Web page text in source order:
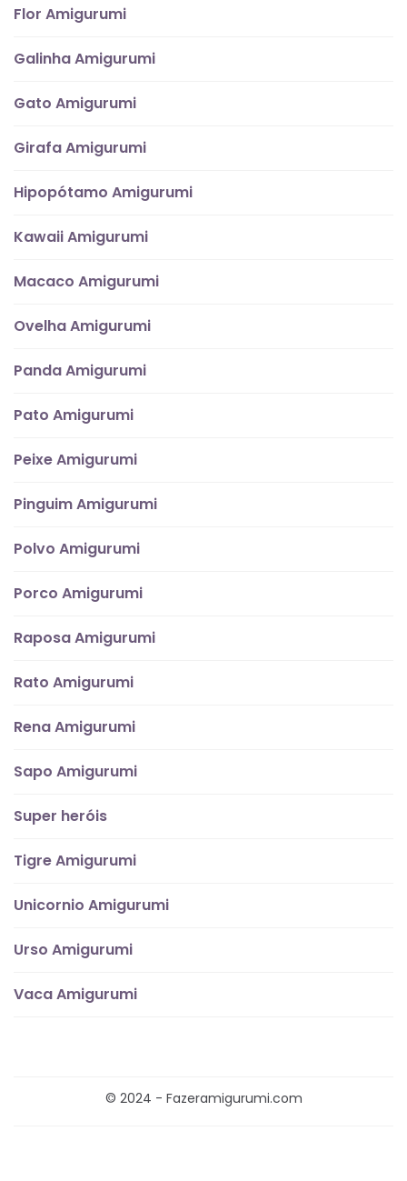
Flor Amigurumi
Galinha Amigurumi
Gato Amigurumi
Girafa Amigurumi
Hipopótamo Amigurumi
Kawaii Amigurumi
Macaco Amigurumi
Ovelha Amigurumi
Panda Amigurumi
Pato Amigurumi
Peixe Amigurumi
Pinguim Amigurumi
Polvo Amigurumi
Porco Amigurumi
Raposa Amigurumi
Rato Amigurumi
Rena Amigurumi
Sapo Amigurumi
Super heróis
Tigre Amigurumi
Unicornio Amigurumi
Urso Amigurumi
Vaca Amigurumi
© 2024 - Fazeramigurumi.com